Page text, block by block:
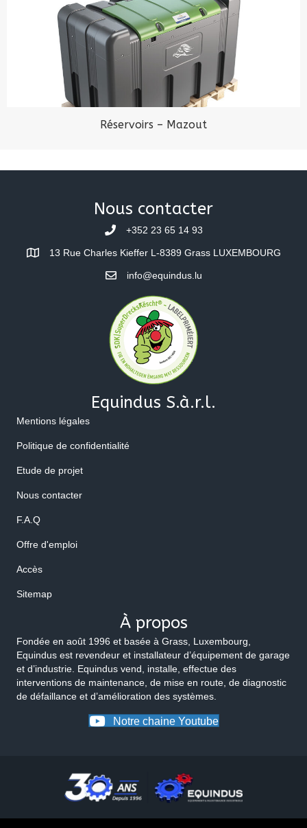
Réservoirs – Mazout
Nous contacter
+352 23 65 14 93
13 Rue Charles Kieffer L-8389 Grass LUXEMBOURG
info@equindus.lu
Equindus S.à.r.l.
Mentions légales
Politique de confidentialité
Etude de projet
Nous contacter
F.A.Q
Offre d'emploi
Accès
Sitemap
À propos
Fondée en août 1996 et basée à Grass, Luxembourg,
Equindus est revendeur et installateur d’équipement de garage
et d’industrie. Equindus vend, installe, effectue des
interventions de maintenance, de mise en route, de diagnostic
de défaillance et d’amélioration des systèmes.
Notre chaine Youtube